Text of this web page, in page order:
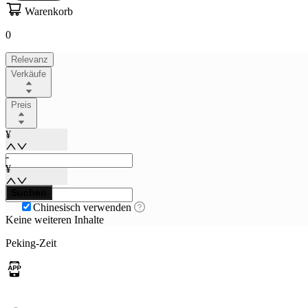
Warenkorb
0
Relevanz
Verkäufe
Preis
¥
-
¥
Chinesisch verwenden
Keine weiteren Inhalte
Peking-Zeit